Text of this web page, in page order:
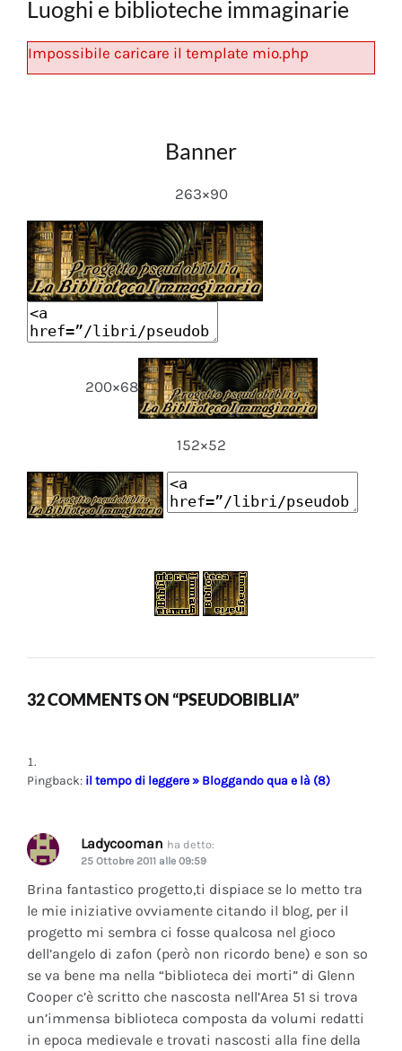
Luoghi e biblioteche immaginarie
Impossibile caricare il template mio.php
Banner
263×90
200×68
152×52
32 COMMENTS ON “PSEUDOBIBLIA”
Pingback: il tempo di leggere » Bloggando qua e là (8)
Ladycooman ha detto:
25 Ottobre 2011 alle 09:59
Brina fantastico progetto,ti dispiace se lo metto tra
le mie iniziative ovviamente citando il blog, per il
progetto mi sembra ci fosse qualcosa nel gioco
dell’angelo di zafon (però non ricordo bene) e son so
se va bene ma nella “biblioteca dei morti” di Glenn
Cooper c’è scritto che nascosta nell’Area 51 si trova
un’immensa biblioteca composta da volumi redatti
in epoca medievale e trovati nascosti alla fine della